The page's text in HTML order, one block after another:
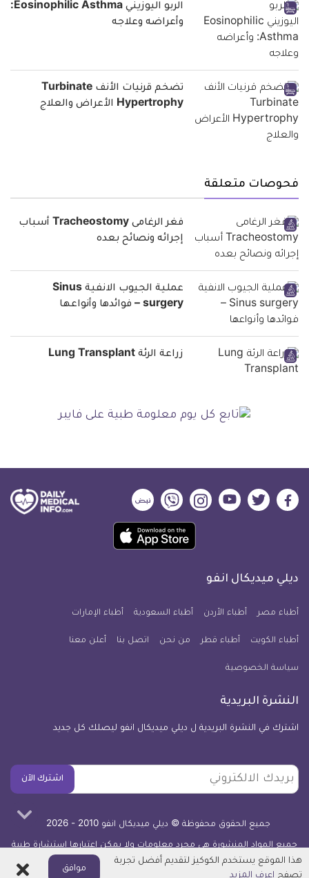
الربو اليوزيني Eosinophilic Asthma:
وأعراضه وعلاجه
تضخم قرنيات الأنف Turbinate
Hypertrophy الأعراض والعلاج
فحوصات متعلقة
فغر الرغامى Tracheostomy أسباب
إجرائه ونصائح بعده
عملية الجيوب الانفية Sinus
surgery – فوائدها وأنواعها
زراعة الرئة Lung Transplant
ديلي
فيسبوك
ديلي
تويتر
ديلي
ميديكال
يوتيوب
ديلي
ميديكال
انفو
ديلي
ميديكال
انفو
ديلي
ميديكال
انفو
حمل
تطبيق
معلومة
للآيفون
ديلي ميديكال انفو
أطباء مصر أطباء الأردن أطباء السعودية أطباء الإمارات
أطباء الكويت أطباء قطر من نحن اتصل بنا أعلن معنا
سياسة الخصوصية
النشرة البريدية
اشترك في النشرة البريدية ل ديلي ميديكال انفو ليصلك كل جديد
بريدك
الالكتروني
اشترك الآن
جميع الحقوق محفوظة © ديلي ميديكال انفو 2010 - 2026
جميع المواد المنشورة هي مجرد معلومات ولا يمكن اعتبارها استشارة طبية
أو توصية علاجية - اعرف المزيد
هذا الموقع يستخدم الكوكيز لتقديم أفضل تجربة
تصفح اعرف المزيد
موافق اغلاق